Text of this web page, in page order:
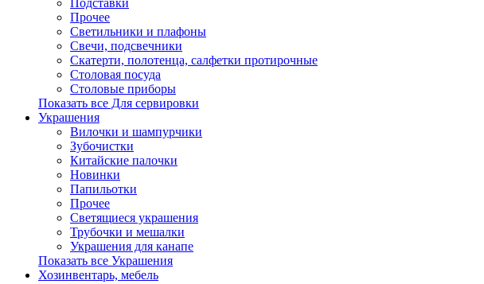
Подставки
Прочее
Светильники и плафоны
Свечи, подсвечники
Скатерти, полотенца, салфетки протирочные
Столовая посуда
Столовые приборы
Показать все Для сервировки
Украшения
Вилочки и шампурчики
Зубочистки
Китайские палочки
Новинки
Папильотки
Прочее
Светящиеся украшения
Трубочки и мешалки
Украшения для канапе
Показать все Украшения
Хозинвентарь, мебель